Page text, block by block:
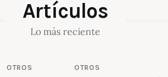
Artículos
Lo más reciente
OTROS OTROS